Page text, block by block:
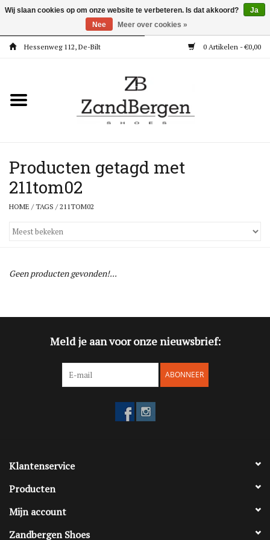
Hessenweg 112, De-Bilt 0 Artikelen - €0,00
Kleding
Meisjes
Jongens
Accessoires
Producten getagd met
211tom02
HOME /TAGS /211TOM02
Geen producten gevonden!...
Meld je aan voor onze nieuwsbrief:
ABONNEER
Klantenservice
Producten
Mijn account
Zandbergen Shoes
Wij slaan cookies op om onze website te verbeteren. Is dat akkoord?
Ja
Nee
Meer over cookies »